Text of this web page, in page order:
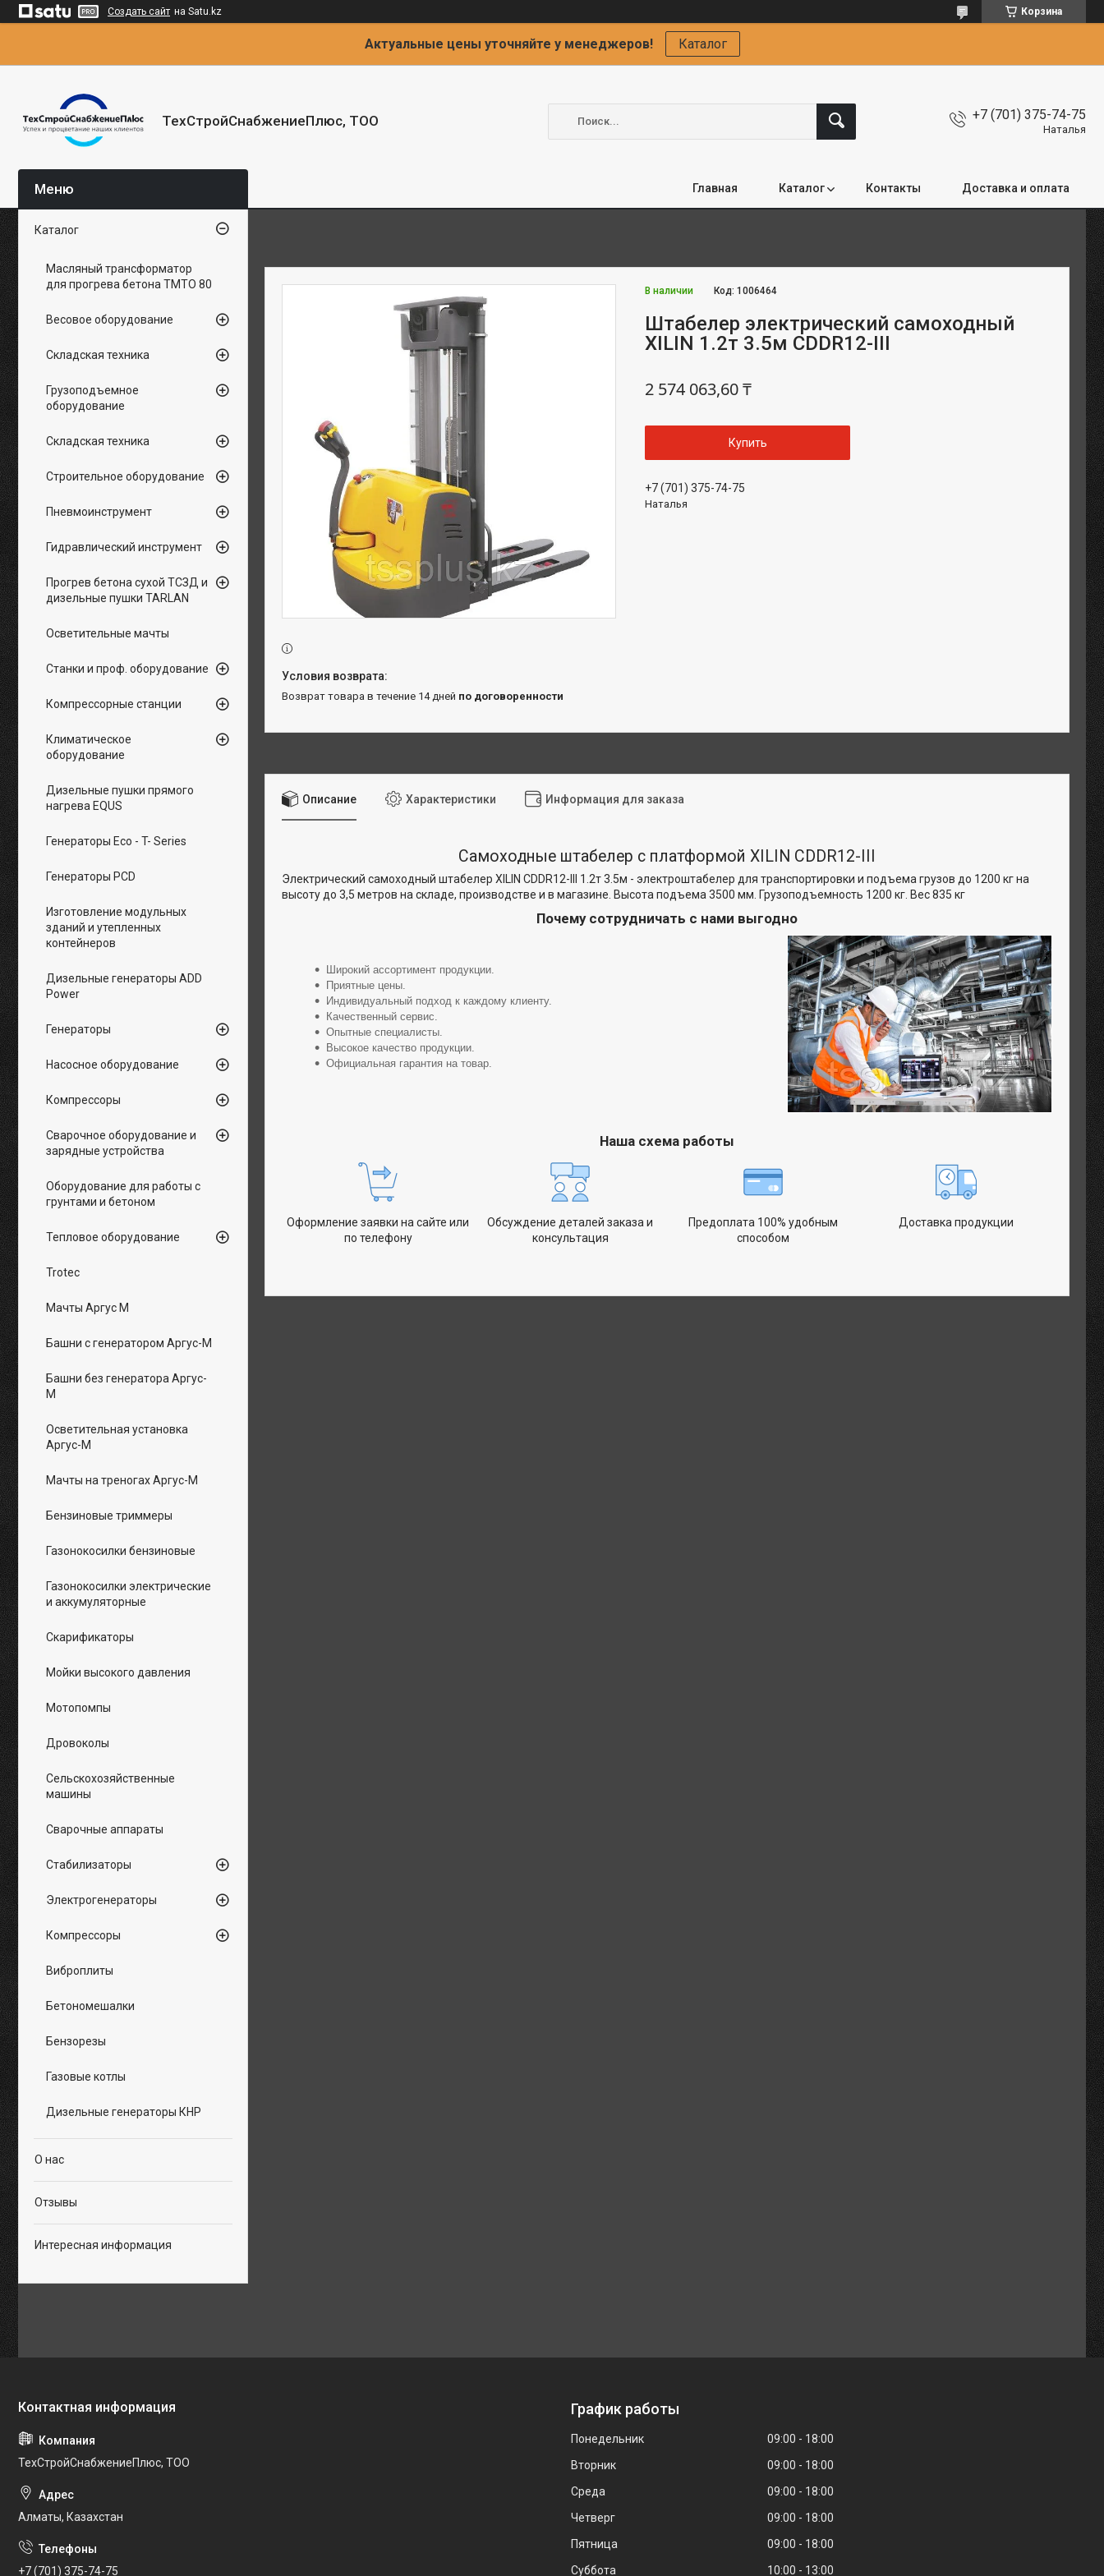
Создать сайт на Satu.kz Корзина
Актуальные цены уточняйте у менеджеров! Каталог
ТехСтройСнабжениеПлюс, ТОО +7 (701) 375-74-75
Наталья
Главная Каталог Контакты Доставка и оплата
В наличии Код:1006464
Штабелер электрический самоходный
XILIN 1.2т 3.5м CDDR12-III
2 574 063,60 ₸
Купить
+7 (701) 375-74-75
Наталья
возврат товара в течение 14 дней по договоренности
Описание Характеристики Информация для заказа
Самоходные штабелер с платформой XILIN CDDR12-III
Электрический самоходный штабелер XILIN CDDR12-III 1.2т 3.5м - электроштабелер для транспортировки и подъема грузов до 1200 кг на
высоту до 3,5 метров на складе, производстве и в магазине. Высота подъема 3500 мм. Грузоподъемность 1200 кг. Вес 835 кг
Почему сотрудничать с нами выгодно
Широкий ассортимент продукции.
Приятные цены.
Индивидуальный подход к каждому клиенту.
Качественный сервис.
Опытные специалисты.
Высокое качество продукции.
Официальная гарантия на товар.
Наша схема работы
Оформление заявки на сайте или
по телефону
Обсуждение деталей заказа и
консультация
Предоплата 100% удобным
способом
Доставка продукции
Каталог
Масляный трансформатор
для прогрева бетона ТМТО 80
Весовое оборудование
Складская техника
Грузоподъемное
оборудование
Складская техника
Строительное оборудование
Пневмоинструмент
Гидравлический инструмент
Прогрев бетона сухой ТСЗД и
дизельные пушки TARLAN
Осветительные мачты
Станки и проф. оборудование
Компрессорные станции
Климатическое
оборудование
Дизельные пушки прямого
нагрева EQUS
Генераторы Eco - T- Series
Генераторы PCD
Изготовление модульных
зданий и утепленных
контейнеров
Дизельные генераторы ADD
Power
Генераторы
Насосное оборудование
Компрессоры
Сварочное оборудование и
зарядные устройства
Оборудование для работы с
грунтами и бетоном
Тепловое оборудование
Trotec
Мачты Аргус М
Башни с генератором Аргус-М
Башни без генератора Аргус-
М
Осветительная установка
Аргус-М
Мачты на треногах Аргус-М
Бензиновые триммеры
Газонокосилки бензиновые
Газонокосилки электрические
и аккумуляторные
Скарификаторы
Мойки высокого давления
Мотопомпы
Дровоколы
Сельскохозяйственные
машины
Сварочные аппараты
Стабилизаторы
Электрогенераторы
Компрессоры
Виброплиты
Бетономешалки
Бензорезы
Газовые котлы
Дизельные генераторы КНР
О нас
Отзывы
Интересная информация
ТехСтройСнабжениеПлюс, ТОО
Алматы, Казахстан
+7 (701) 375-74-75
График работы
Понедельник 09:00
18:00
Вторник
09:00
18:00
Среда
09:00
18:00
Четверг
09:00
18:00
Пятница
09:00
18:00
Суббота
10:00 13:00